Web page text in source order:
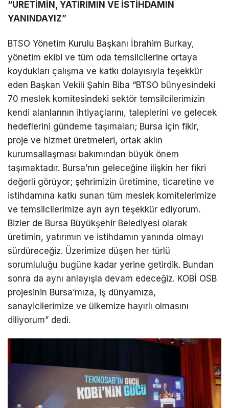
“ÜRETİMİN, YATIRIMIN VE İSTİHDAMIN
YANINDAYIZ”
BTSO Yönetim Kurulu Başkanı İbrahim Burkay,
yönetim ekibi ve tüm oda temsilcilerine ortaya
koydukları çalışma ve katkı dolayısıyla teşekkür
eden Başkan Vekili Şahin Biba “BTSO bünyesindeki
70 meslek komitesindeki sektör temsilcilerimizin
kendi alanlarının ihtiyaçlarını, taleplerini ve gelecek
hedeflerini gündeme taşımaları; Bursa için fikir,
proje ve hizmet üretmeleri, ortak aklın
kurumsallaşması bakımından büyük önem
taşımaktadır. Bursa’nın geleceğine ilişkin her fikri
değerli görüyor; şehrimizin üretimine, ticaretine ve
istihdamına katkı sunan tüm meslek komitelerimize
ve temsilcilerimize ayrı ayrı teşekkür ediyorum.
Bizler de Bursa Büyükşehir Belediyesi olarak
üretimin, yatırımın ve istihdamın yanında olmayı
sürdüreceğiz. Üzerimize düşen her türlü
sorumluluğu bugüne kadar yerine getirdik. Bundan
sonra da aynı anlayışla devam edeceğiz. KOBİ OSB
projesinin Bursa’mıza, iş dünyamıza,
sanayicilerimize ve ülkemize hayırlı olmasını
diliyorum” dedi.